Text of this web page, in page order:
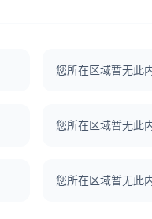
您所在区域暂无此
您所在区域暂无此